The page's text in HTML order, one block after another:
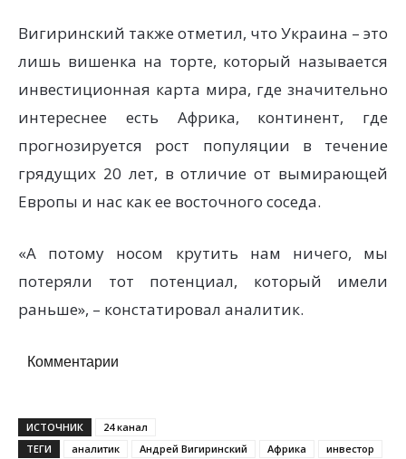
Вигиринский также отметил, что Украина – это
лишь вишенка на торте, который называется
инвестиционная карта мира, где значительно
интереснее есть Африка, континент, где
прогнозируется рост популяции в течение
грядущих 20 лет, в отличие от вымирающей
Европы и нас как ее восточного соседа.
«А потому носом крутить нам ничего, мы
потеряли тот потенциал, который имели
раньше», – констатировал аналитик.
Комментарии
ИСТОЧНИК
24 канал
ТЕГИ
аналитик Андрей Вигиринский Африка инвестор